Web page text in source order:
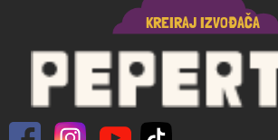
KREIRAJ IZVOĐAČA